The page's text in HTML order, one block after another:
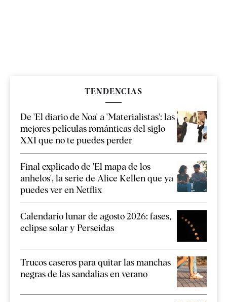
TENDENCIAS
De 'El diario de Noa' a 'Materialistas': las
mejores películas románticas del siglo
XXI que no te puedes perder
Final explicado de 'El mapa de los
anhelos', la serie de Alice Kellen que ya
puedes ver en Netflix
Calendario lunar de agosto 2026: fases,
eclipse solar y Perseidas
Trucos caseros para quitar las manchas
negras de las sandalias en verano